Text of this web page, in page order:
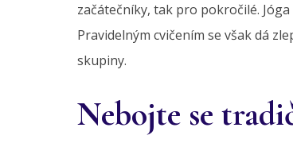
začátečníky, tak pro pokročilé.
Pravidelným cvičením se však dá
skupiny.
Nebojte se